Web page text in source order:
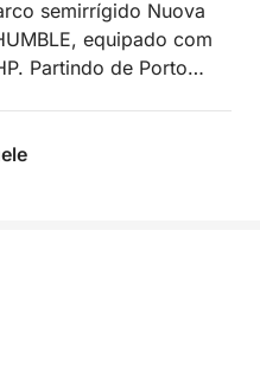
semirrígido Nuova
equipado com
Partindo de Porto
um passeio de um
no coração do
águas azul-turquesa
nosso semirrígido
cada canto